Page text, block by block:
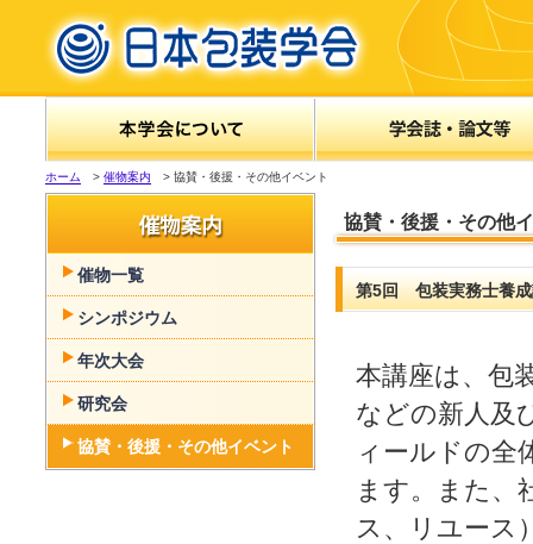
ホーム > 催物案内 > 協賛・後援・その他イベント
催物一覧
シンポジウム
年次大会
研究会
協賛・後援・その他イベント
協賛・後援・その他
第5回 包装実務士養成
本講座は、包
などの新人及
ィールドの全
ます。また、
ス、リユース